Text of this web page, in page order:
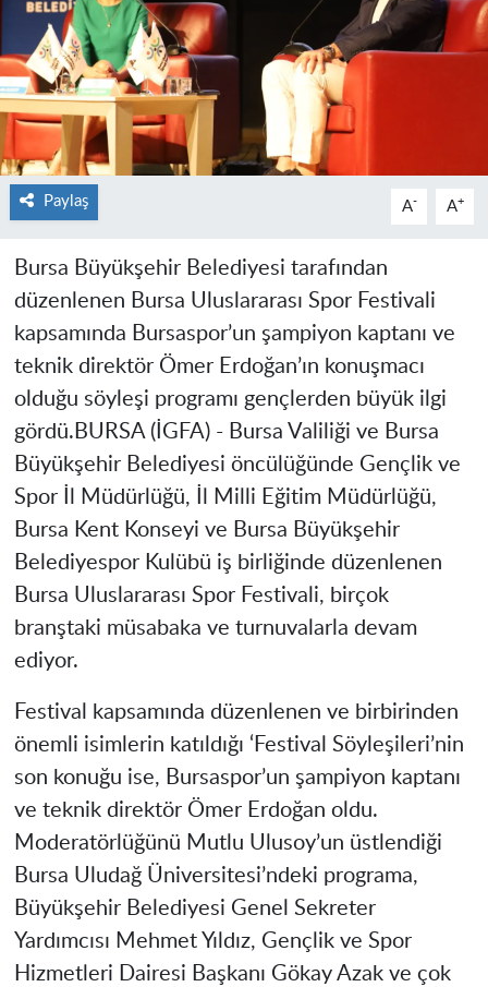
Paylaş A- A+
Bursa Büyükşehir Belediyesi tarafından
düzenlenen Bursa Uluslararası Spor Festivali
kapsamında Bursaspor’un şampiyon kaptanı ve
teknik direktör Ömer Erdoğan’ın konuşmacı
olduğu söyleşi programı gençlerden büyük ilgi
gördü. BURSA (İGFA) - Bursa Valiliği ve Bursa
Büyükşehir Belediyesi öncülüğünde Gençlik ve
Spor İl Müdürlüğü, İl Milli Eğitim Müdürlüğü,
Bursa Kent Konseyi ve Bursa Büyükşehir
Belediyespor Kulübü iş birliğinde düzenlenen
Bursa Uluslararası Spor Festivali, birçok
branştaki müsabaka ve turnuvalarla devam
ediyor.
Festival kapsamında düzenlenen ve birbirinden
önemli isimlerin katıldığı ‘Festival Söyleşileri’nin
son konuğu ise, Bursaspor’un şampiyon kaptanı
ve teknik direktör Ömer Erdoğan oldu.
Moderatörlüğünü Mutlu Ulusoy’un üstlendiği
Bursa Uludağ Üniversitesi’ndeki programa,
Büyükşehir Belediyesi Genel Sekreter
Yardımcısı Mehmet Yıldız, Gençlik ve Spor
Hizmetleri Dairesi Başkanı Gökay Azak ve çok